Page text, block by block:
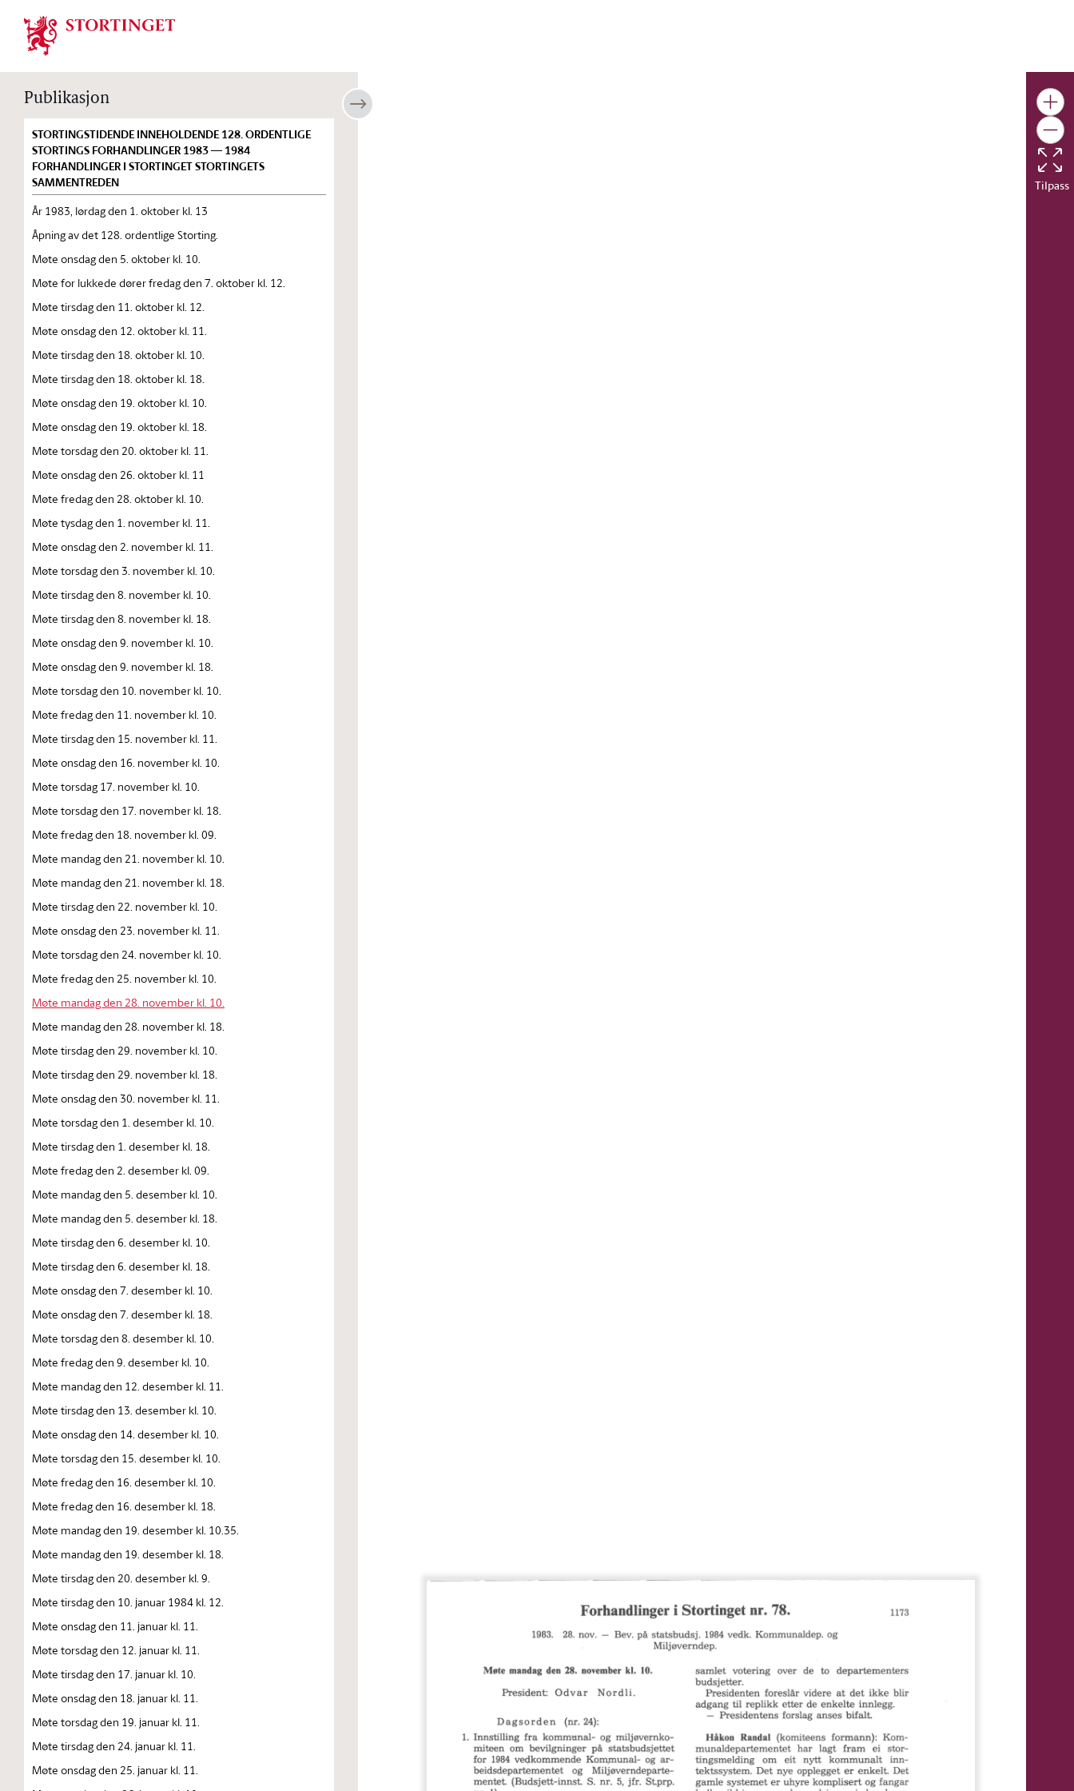
Stortinget.no
Publikasjon
STORTINGSTIDENDE INNEHOLDENDE 128. ORDENTLIGE
STORTINGS FORHANDLINGER 1983 — 1984
FORHANDLINGER I STORTINGET STORTINGETS
SAMMENTREDEN
År 1983, lørdag den 1. oktober kl. 13
Åpning av det 128. ordentlige Storting.
Møte onsdag den 5. oktober kl. 10.
Møte for lukkede dører fredag den 7. oktober kl. 12.
Møte tirsdag den 11. oktober kl. 12.
Møte onsdag den 12. oktober kl. 11.
Møte tirsdag den 18. oktober kl. 10.
Møte tirsdag den 18. oktober kl. 18.
Møte onsdag den 19. oktober kl. 10.
Møte onsdag den 19. oktober kl. 18.
Møte torsdag den 20. oktober kl. 11.
Møte onsdag den 26. oktober kl. 11
Møte fredag den 28. oktober kl. 10.
Møte tysdag den 1. november kl. 11.
Møte onsdag den 2. november kl. 11.
Møte torsdag den 3. november kl. 10.
Møte tirsdag den 8. november kl. 10.
Møte tirsdag den 8. november kl. 18.
Møte onsdag den 9. november kl. 10.
Møte onsdag den 9. november kl. 18.
Møte torsdag den 10. november kl. 10.
Møte fredag den 11. november kl. 10.
Møte tirsdag den 15. november kl. 11.
Møte onsdag den 16. november kl. 10.
Møte torsdag 17. november kl. 10.
Møte torsdag den 17. november kl. 18.
Møte fredag den 18. november kl. 09.
Møte mandag den 21. november kl. 10.
Møte mandag den 21. november kl. 18.
Møte tirsdag den 22. november kl. 10.
Møte onsdag den 23. november kl. 11.
Møte torsdag den 24. november kl. 10.
Møte fredag den 25. november kl. 10.
Møte mandag den 28. november kl. 10.
Møte mandag den 28. november kl. 18.
Møte tirsdag den 29. november kl. 10.
Møte tirsdag den 29. november kl. 18.
Møte onsdag den 30. november kl. 11.
Møte torsdag den 1. desember kl. 10.
Møte tirsdag den 1. desember kl. 18.
Møte fredag den 2. desember kl. 09.
Møte mandag den 5. desember kl. 10.
Møte mandag den 5. desember kl. 18.
Møte tirsdag den 6. desember kl. 10.
Møte tirsdag den 6. desember kl. 18.
Møte onsdag den 7. desember kl. 10.
Møte onsdag den 7. desember kl. 18.
Møte torsdag den 8. desember kl. 10.
Møte fredag den 9. desember kl. 10.
Møte mandag den 12. desember kl. 11.
Møte tirsdag den 13. desember kl. 10.
Møte onsdag den 14. desember kl. 10.
Møte torsdag den 15. desember kl. 10.
Møte fredag den 16. desember kl. 10.
Møte fredag den 16. desember kl. 18.
Møte mandag den 19. desember kl. 10.35.
Møte mandag den 19. desember kl. 18.
Møte tirsdag den 20. desember kl. 9.
Møte tirsdag den 10. januar 1984 kl. 12.
Møte onsdag den 11. januar kl. 11.
Møte torsdag den 12. januar kl. 11.
Møte tirsdag den 17. januar kl. 10.
Møte onsdag den 18. januar kl. 11.
Møte torsdag den 19. januar kl. 11.
Møte tirsdag den 24. januar kl. 11.
Møte onsdag den 25. januar kl. 11.